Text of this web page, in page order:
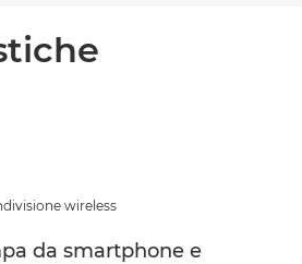
wireless
da smartphone e